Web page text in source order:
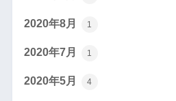
2020年8月 1
2020年7月 1
2020年5月 4